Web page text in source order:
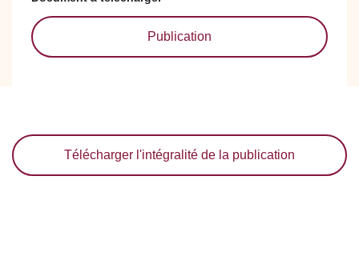
Publication
Télécharger l'intégralité de la publication